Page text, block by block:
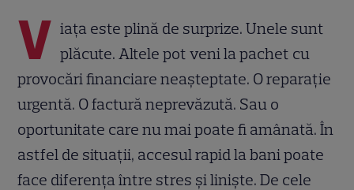
V iața este plină de surprize. Unele sunt
plăcute. Altele pot veni la pachet cu
provocări financiare neașteptate. O reparație
urgentă. O factură neprevăzută. Sau o
oportunitate care nu mai poate fi amânată. În
astfel de situații, accesul rapid la bani poate
face diferența între stres și liniște. De cele